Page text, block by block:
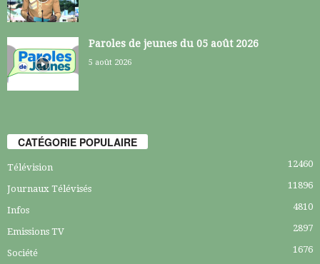
Paroles de jeunes du 05 août 2026
5 août 2026
CATÉGORIE POPULAIRE
Télévision 12460
Journaux Télévisés 11896
Infos 4810
Emissions TV 2897
Société 1676